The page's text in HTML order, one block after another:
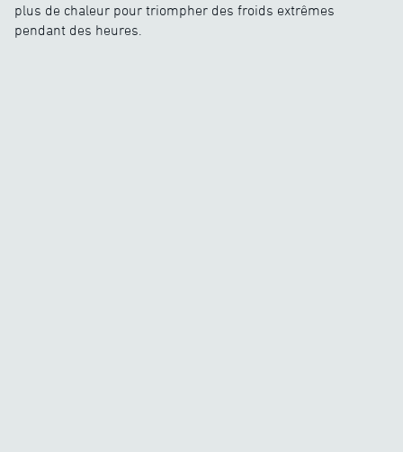
plus de chaleur pour triompher des froids extrêmes
pendant des heures.